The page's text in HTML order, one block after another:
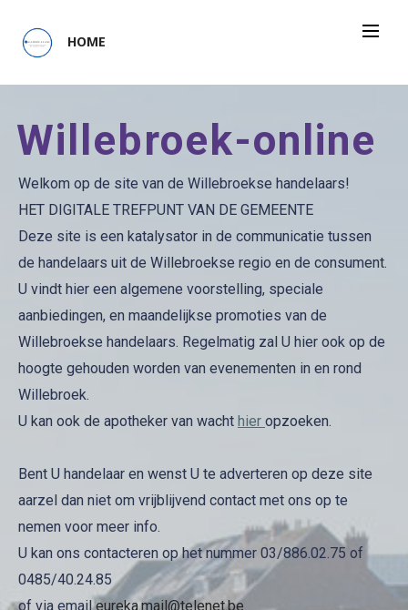
HOME
Willebroek-online
Welkom op de site van de Willebroekse handelaars!
HET DIGITALE TREFPUNT VAN DE GEMEENTE
Deze site is een katalysator in de communicatie tussen
de handelaars uit de Willebroekse regio en de consument.
U vindt hier een algemene voorstelling, speciale
aanbiedingen, en maandelijkse promoties van de
Willebroekse handelaars. Regelmatig zal U hier ook op de
hoogte gehouden worden van evenementen in en rond
Willebroek.
U kan ook de apotheker van wacht hier opzoeken.
Bent U handelaar en wenst U te adverteren op deze site
aarzel dan niet om vrijblijvend contact met ons op te
nemen voor meer info.
U kan ons contacteren op het nummer 03/886.02.75 of
0485/40.24.85
of via emaileureka.mail@telenet.be